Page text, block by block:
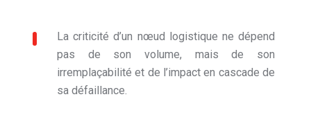
La criticité d’un nœud logistique ne dépend
pas de son volume, mais de son
irremplaçabilité et de l’impact en cascade de
sa défaillance.